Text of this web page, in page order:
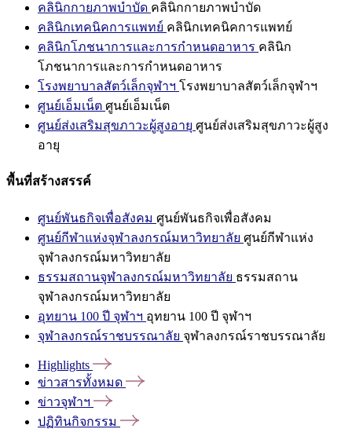
คลินิกกายภาพบำบัด คลินิกกายภาพบำบัด
คลินิกเทคนิคการแพทย์ คลินิกเทคนิคการแพทย์
คลินิกโภชนาการและการกำหนดอาหาร คลินิก
โภชนาการและการกำหนดอาหาร
โรงพยาบาลสัตว์เล็กจุฬาฯ โรงพยาบาลสัตว์เล็กจุฬาฯ
ศูนย์เอ็มเน็ต ศูนย์เอ็มเน็ต
ศูนย์ส่งเสริมสุขภาวะผู้สูงอายุ ศูนย์ส่งเสริมสุขภาวะผู้สูง
อายุ
พื้นที่สร้างสรรค์
ศูนย์พันธกิจเพื่อสังคม ศูนย์พันธกิจเพื่อสังคม
ศูนย์กีฬาแห่งจุฬาลงกรณ์มหาวิทยาลัย ศูนย์กีฬาแห่ง
จุฬาลงกรณ์มหาวิทยาลัย
ธรรมสถานจุฬาลงกรณ์มหาวิทยาลัย ธรรมสถาน
จุฬาลงกรณ์มหาวิทยาลัย
อุทยาน 100 ปี จุฬาฯ อุทยาน 100 ปี จุฬาฯ
จุฬาลงกรณ์ราชบรรณาลัย จุฬาลงกรณ์ราชบรรณาลัย
Highlights
ข่าวสารทั้งหมด
ข่าวจุฬาฯ
ปฏิทินกิจกรรม